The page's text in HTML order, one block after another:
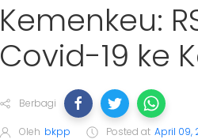
Kemenkeu:
Covid-19 ke
Berbagi
Oleh bkpp Posted at April 09,